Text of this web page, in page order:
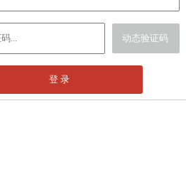
动态验证码
登 录